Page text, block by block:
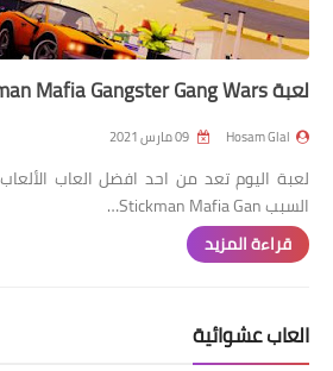
لعبة Stickman Mafia Gangster Gang Wars
Hosam Glal
لعبة اليوم تعد من احد افضل العاب
السبب Stickman Mafia Gan…
قراءة المزيد
العاب عشوائية